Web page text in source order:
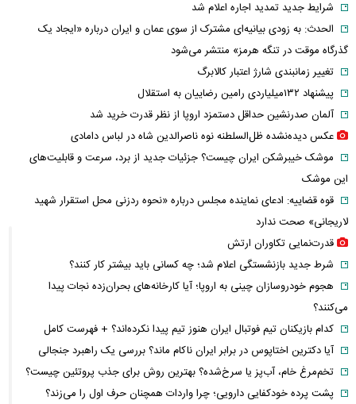
شرایط جدید تمدید اجاره اعلام شد
الحدث: به زودی بیانیه‌ای مشترک از سوی عمان و ایران درباره «ایجاد یک
گذرگاه موقت در تنگه هرمز» منتشر می‌شود
تغییر زمانبندی‌ شارژ اعتبار کالابرگ
پیشنهاد ۱۳۲میلیاردی رامین رضاییان به استقلال
آلمان صدرنشین حداقل دستمزد اروپا از نظر قدرت خرید شد
عکس دیده‌نشده ظل‌السلطنه نوه ناصرالدین شاه در لباس دامادی
موشک خیبرشکن ایران چیست؟ جزئیات جدید از برد، سرعت و قابلیت‌های
این موشک
قوه قضاییه: ادعای نماینده مجلس درباره «نحوه ردزنی محل استقرار شهید
لاریجانی» صحت ندارد
قدرت‌نمایی تکاوران ارتش
شرط جدید بازنشستگی اعلام شد؛ چه کسانی باید بیشتر کار کنند؟
هجوم خودروسازان چینی به اروپا؛ آیا کارخانه‌های بحران‌زده نجات پیدا
می‌کنند؟
کدام بازیکنان تیم فوتبال ایران هنوز تیم پیدا نکرده‌اند؟ + فهرست کامل
آیا دکترین اختاپوس در برابر ایران ناکام ماند؟ بررسی یک راهبرد جنجالی
تخم‌مرغ خام، آب‌پز یا سرخ‌شده؟ بهترین روش برای جذب پروتئین چیست؟
پشت پرده خودکفایی دارویی؛ چرا واردات همچنان حرف اول را می‌زند؟